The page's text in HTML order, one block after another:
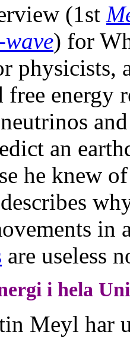
(1st
) for
physicists,
free energy
an
he knew
in
are useless
i hela
Meyl har